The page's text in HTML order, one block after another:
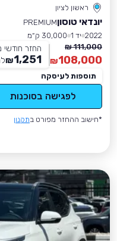
ראשון לציון
יונדאי טוסוןPREMIUM
2022 יד 1
30,000 ק״מ
111,000 ₪
108,000
₪
החזר חודשי
1,251
₪
תוספות לעיסקה
לפגישה בסוכנות
*חישוב ההחזר מפורט בתקנון